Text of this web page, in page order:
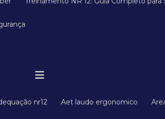
nr12 Aet laudo ergonomico